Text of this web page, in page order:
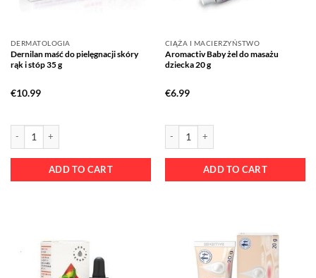
DERMATOLOGIA
Dernilan maść do pielęgnacji skóry
rąk i stóp 35 g
€10.99
ADD TO CART
CIĄŻA I MACIERZYŃSTWO
Aromactiv Baby żel do masażu
dziecka 20 g
€6.99
ADD TO CART